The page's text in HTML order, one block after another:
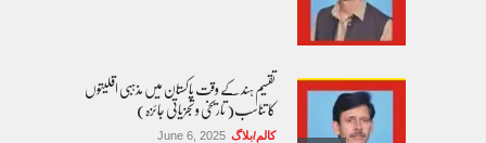
تقسیم ہند کے وقت پاکستان میں مذہبی اقلیتوں
کا تناسب( تاریخی و تجزیاتی جائزہ)
کالم/بلاگ June 6, 2025